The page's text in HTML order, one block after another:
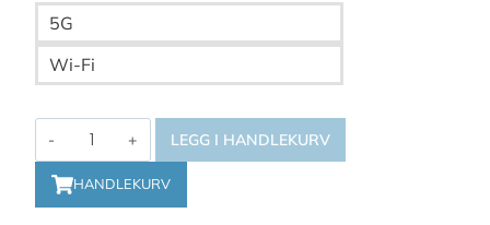
5G
Wi-Fi
Galaxy
Tab
S11
Ultra
LEGG I HANDLEKURV
HANDLEKURV